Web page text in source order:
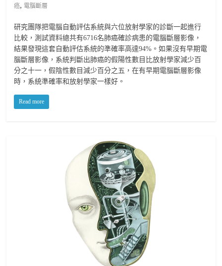
癌, 電腦斷層
研究團隊把電腦自動評估系統與六位放射學家的診斷一起進行
比較，測試資料總共有6716名肺癌確診病患的電腦斷層影像，
結果發現這套自動評估系統的準確率高達94%。如果沒有早期電
腦斷層影像，系統判斷出肺癌的假陽性數目比放射學家減少百
分之十一，假陰性數目減少百分之五，在有早期電腦斷層影像
時，系統準確率和放射學家一樣好。
Read more